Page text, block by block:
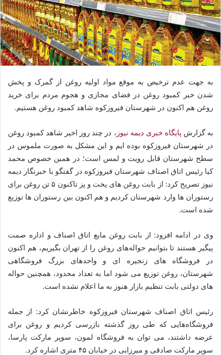
به جهت عدم ترخیص به موقع مواد اولیه روغن از گمرک و پخش
شدن خبر کمبود روغن در فضای مجازی و هجوم مردم برای خرید
روغن هم اکنون در شهرستان فیروزکوه شاهد کمبود روغن هستیم.
به گزارش پایگاه خبری دیمه نیوز ، در چند روز اخیر شاهد کمبود روغن
در شهرستان فیروزکوه بوده ایم و این مشکل به صورت ملموس در
سطح شهرستان قابل رویت و لمس است؛ در همین خصوص محمد
کیا رئیس اتاق اصناف شهرستان فیروزکوه در گفتگو با خبرنگار دیمه
نیوز تصریح کرد: از بابت روغن های پخت و پز تاکنون ۵ تن روغن برای
رستوران ها وارد شهرستان کردیم و هم اکنون بین رستوران ها توزیع
شده است.
وی در ادامه افزود: از بابت روغن مایع اتاق اصناف و اداره صمت
پیگیر هستند تا بتوانیم حواله‌های روغن را از تهران بگیریم، هم اکنون
در فروشگاه های زنجیره ای و واحدهای بزرگ فروشگاهی
شهرستان، روغن توزیع می شود اما به تعداد محدود، همچنین حواله
های دولتی بابت تنظیم بازار هنوز به ما اعلام نشده است.
رئیس اتاق اصناف شهرستان فیروزکوه خاطرنشان کرد: از جمله
فروشگاه‌هایی که طی روز گذشته بازرسی کردیم و روغن برای
عرضه داشتند، می توان به فروشگاه لمون، سوپر مارکت پارسا،
سوپر مارکت صادقی و میرزایی در خیابان ۴۵ متری اشاره کرد.